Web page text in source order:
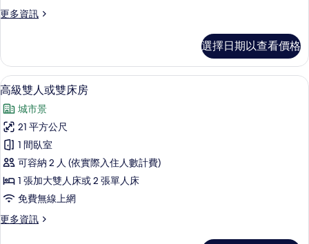
的
有
相
片
更多資訊
更
或
雙
床
的
詳
情
選擇日期以查看價格
顯
示
高
級
雙
人
或
床
高級寢具、客房內保險箱、隔音、熨
8
高級雙人或雙床房
城市景
21 平方公尺
1 間臥室
可容納 2 人 (依實際入住人數計費)
1 張加大雙人床或 2 張單人床
免費無線上網
更多資訊
更